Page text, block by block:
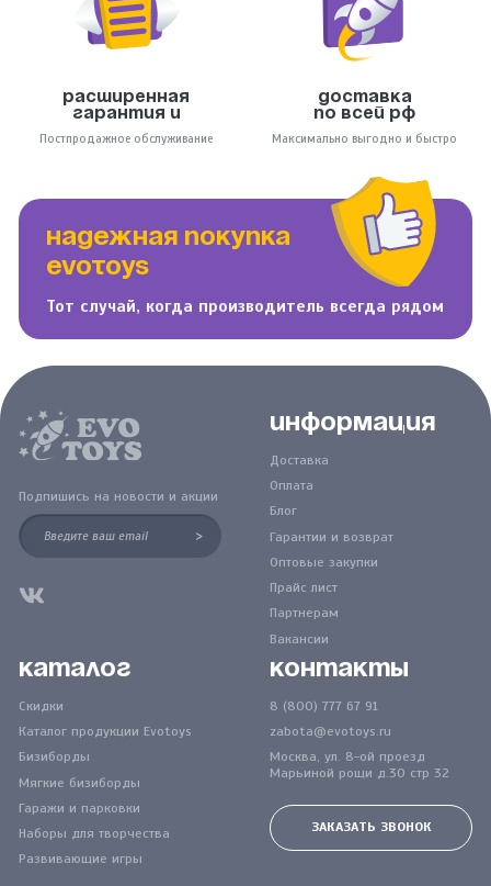
Расширенная
гарантия и
Постпродажное обслуживание
Доставка
по всей РФ
Максимально выгодно и быстро
НАДЕЖНАЯ ПОКУПКА
EVOTOYS
Тот случай, когда производитель всегда рядом
Подпишись на новости и акции
>
Информация
Доставка
Оплата
Блог
Гарантии и возврат
Оптовые закупки
Прайс лист
Партнерам
Вакансии
Каталог
Скидки
Каталог продукции Evotoys
Бизиборды
Мягкие бизиборды
Гаражи и парковки
Наборы для творчества
Развивающие игры
Контакты
8 (800) 777 67 91
zabota@evotoys.ru
Москва, ул. 8-ой проезд
Марьиной рощи д.30 стр 32
ЗАКАЗАТЬ ЗВОНОК